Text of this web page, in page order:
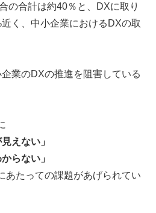
の合計は約40％と、DXに取り
く、中小企業におけるDXの取
業のDXの推進を阻害している
えない」
らない」
あたっての課題があげられてい